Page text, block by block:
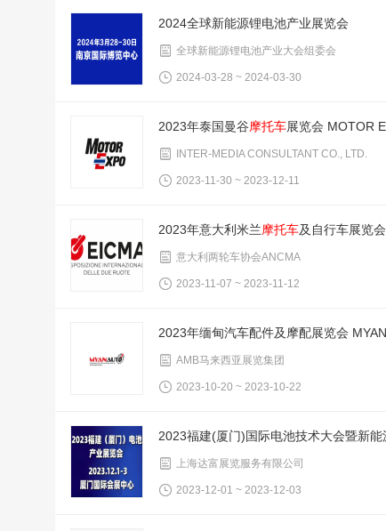
2024全球新能源锂电池产业展览会
全球新能源锂电池产业大会组委会
2024-03-28 ~ 2024-03-30
2023年泰国曼谷摩托车展览会 MOTOR
INTER-MEDIA CONSULTANT CO., LTD.
2023-11-30 ~ 2023-12-11
2023年意大利米兰摩托车及自行车展览
意大利两轮车协会ANCMA
2023-11-07 ~ 2023-11-12
2023年缅甸汽车配件及摩配展览会
AMB马来西亚展览集团
2023-10-20 ~ 2023-10-22
2023福建(厦门)国际电池技术大会暨新能
上海达富展览服务有限公司
2023-12-01 ~ 2023-12-03